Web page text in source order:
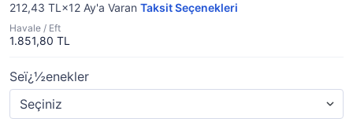
212,43 TL×12 Ay'a Varan Taksit Seçenekleri
Havale / Eft
1.851,80 TL
Seï¿½enekler